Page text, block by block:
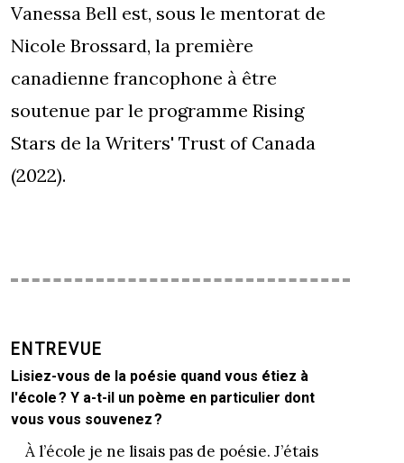
Vanessa Bell est, sous le mentorat de
Nicole Brossard, la première
canadienne francophone à être
soutenue par le programme Rising
Stars de la Writers' Trust of Canada
(2022).
ENTREVUE
Lisiez-vous de la poésie quand vous étiez à
l'école ? Y a-t-il un poème en particulier dont
vous vous souvenez ?
À l’école je ne lisais pas de poésie. J’étais